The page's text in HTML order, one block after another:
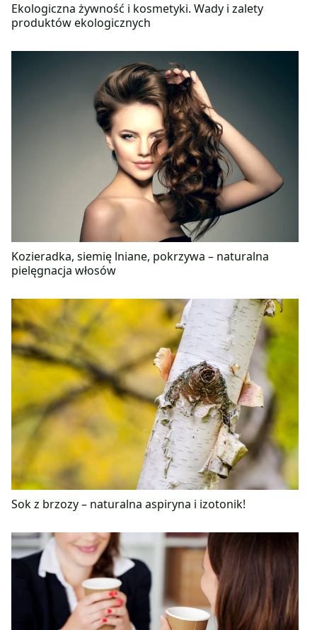
Ekologiczna żywność i kosmetyki. Wady i zalety
produktów ekologicznych
Kozieradka, siemię lniane, pokrzywa – naturalna
pielęgnacja włosów
Sok z brzozy – naturalna aspiryna i izotonik!